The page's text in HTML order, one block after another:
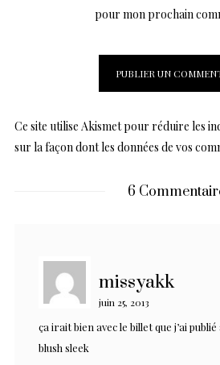
pour mon prochain
Ce site utilise Akismet pour réduire les
sur la façon dont les données de vos
6
missyakk
juin 25, 2013
ça irait bien avec le billet que j’ai
blush sleek